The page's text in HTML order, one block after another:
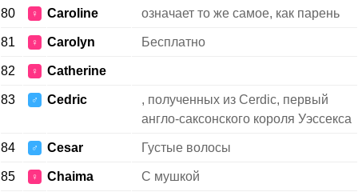
80 ♀ Caroline означает то же самое, как парень
81 ♀ Carolyn Бесплатно
82 ♀ Catherine
83 ♂ Cedric
, полученных из Cerdic, первый
англо-саксонского короля Уэссекса
84 ♂ Cesar Густые волосы
85 ♀ Chaima С мушкой